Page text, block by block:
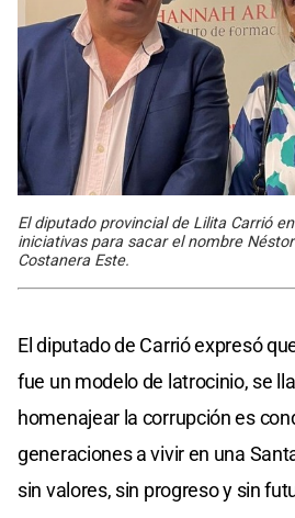
El diputado provincial de Lilita Carrió
iniciativas para sacar el nombre
Costanera Este.
El diputado de Carrió expresó
fue un modelo de latrocinio, se
homenajear la corrupción es
generaciones a vivir en una
sin valores, sin progreso y sin